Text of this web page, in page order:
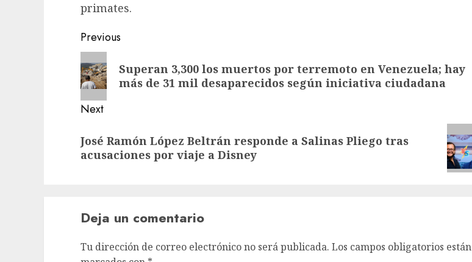
primates.
Previous
Superan 3,300 los muertos por terremoto en Venezuela; hay
más de 31 mil desaparecidos según iniciativa ciudadana
Next
José Ramón López Beltrán responde a Salinas Pliego tras
acusaciones por viaje a Disney
Deja un comentario
Tu dirección de correo electrónico no será publicada. Los campos obligatorios están